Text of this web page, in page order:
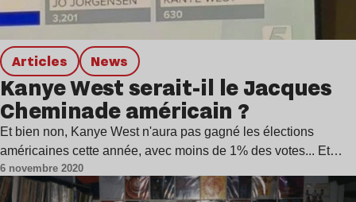
Articles news
Kanye West serait-il le Jacques
Cheminade américain ?
Et bien non, Kanye West n'aura pas gagné les élections
américaines cette année, avec moins de 1% des votes... Et…
6 novembre 2020